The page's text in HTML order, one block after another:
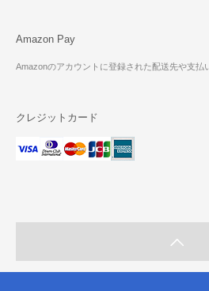
Amazon Pay
Amazonのアカウントに登録された配送先や支払
クレジットカード